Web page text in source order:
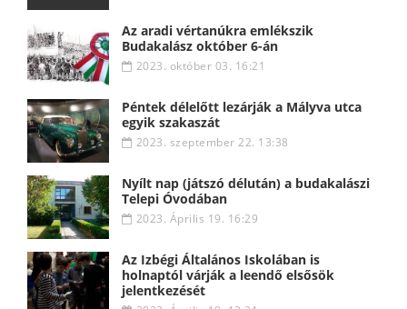
Az aradi vértanúkra emlékszik
Budakalász október 6-án
2023. október 03. 16:21
Péntek délelőtt lezárják a Mályva utca
egyik szakaszát
2023. szeptember 22. 13:38
Nyílt nap (játszó délután) a budakalászi
Telepi Óvodában
2023. Április 19. 16:29
Az Izbégi Általános Iskolában is
holnaptól várják a leendő elsősök
jelentkezését